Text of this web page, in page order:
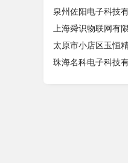
泉州佐阳电子科技
上海舜识物联网有
珠海名科电子科技